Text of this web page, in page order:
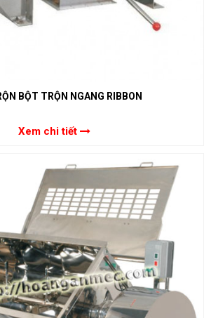
BỘT TRỘN NGANG RIBBON
Xem chi tiết